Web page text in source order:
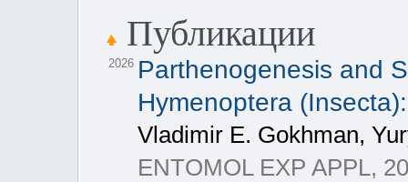
Публикации
2026 Parthenogenesis and
Hymenoptera
Vladimir E. Gokhman,
ENTOMOL EXP APPL,